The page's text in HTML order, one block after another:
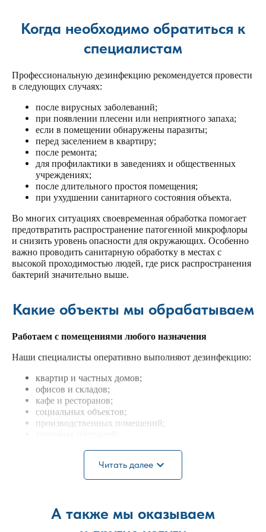
Когда необходимо обратиться к
специалистам
Профессиональную дезинфекцию рекомендуется провести
в следующих случаях:
после вирусных заболеваний;
при появлении плесени или неприятного запаха;
если в помещении обнаружены паразиты;
перед заселением в квартиру;
после ремонта;
для профилактики в заведениях и общественных
учреждениях;
после длительного простоя помещения;
при ухудшении санитарного состояния объекта.
Во многих ситуациях своевременная обработка помогает
предотвратить распространение патогенной микрофлоры
и снизить уровень опасности для окружающих. Особенно
важно проводить санитарную обработку в местах с
высокой проходимостью людей, где риск распространения
бактерий значительно выше.
Какие объекты мы обрабатываем
Работаем с помещениями любого назначения
Наши специалисты оперативно выполняют дезинфекцию:
квартир и частных домов;
офисов и складов;
кафе и ресторанов;
социальных объектов;
производственных помещений;
Для каждого клиента подбирается оптимальный метод
оценка состояния помещения, после чего специалисты
Читать далее expand_more
А также мы оказываем